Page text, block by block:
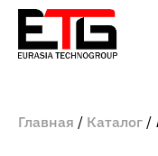
Главная Каталог